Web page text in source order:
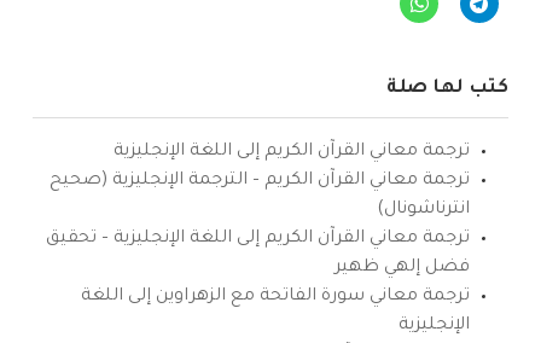
كتب لها صلة
ترجمة معاني القرآن الكريم إلى اللغة الإنجليزية
ترجمة معاني القرآن الكريم – الترجمة الإنجليزية (صحيح
انترناشونال)
ترجمة معاني القرآن الكريم إلى اللغة الإنجليزية – تحقيق
فضل إلهي ظهير
ترجمة معاني سورة الفاتحة مع الزهراوين إلى اللغة
الإنجليزية